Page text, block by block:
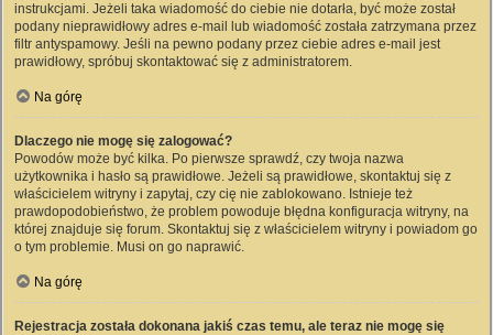
instrukcjami. Jeżeli taka wiadomość do ciebie nie dotarła, być może został
podany nieprawidłowy adres e-mail lub wiadomość została zatrzymana przez
filtr antyspamowy. Jeśli na pewno podany przez ciebie adres e-mail jest
prawidłowy, spróbuj skontaktować się z administratorem.
Na górę
Dlaczego nie mogę się zalogować?
Powodów może być kilka. Po pierwsze sprawdź, czy twoja nazwa
użytkownika i hasło są prawidłowe. Jeżeli są prawidłowe, skontaktuj się z
właścicielem witryny i zapytaj, czy cię nie zablokowano. Istnieje też
prawdopodobieństwo, że problem powoduje błędna konfiguracja witryny, na
której znajduje się forum. Skontaktuj się z właścicielem witryny i powiadom go
o tym problemie. Musi on go naprawić.
Na górę
Rejestracja została dokonana jakiś czas temu, ale teraz nie mogę się